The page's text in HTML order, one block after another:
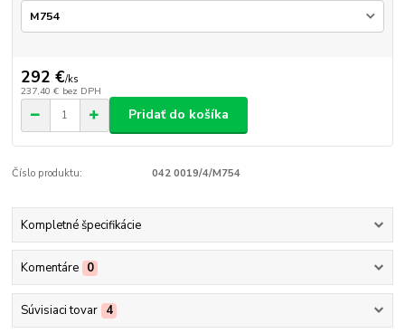
292 €/ks
237,40 € bez DPH
Pridať do košíka
Číslo produktu: 042 0019/4/M754
Kompletné špecifikácie
Komentáre 0
Súvisiaci tovar 4